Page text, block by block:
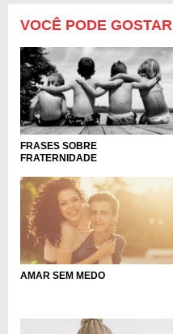
VOCÊ PODE GOSTAR
FRASES SOBRE
FRATERNIDADE
AMAR SEM MEDO